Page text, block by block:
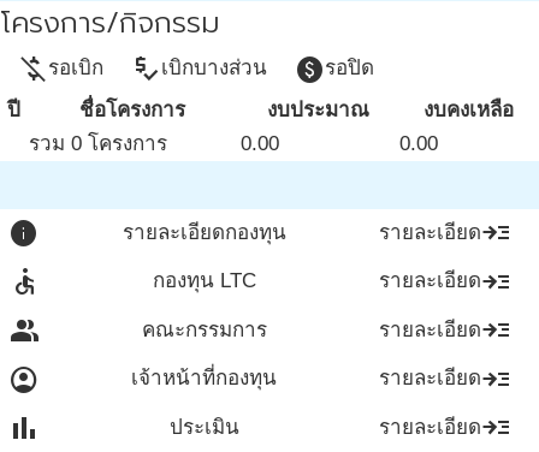
โครงการ/กิจกรรม
money_off รอเบิก price_check เบิกบางส่วน paidรอปิด
ปี
ชื่อโครงการ งบประมาณ
งบคงเหลือ
รวม 0 โครงการ
0.00 0.00
info รายละเอียดกองทุน รายละเอียดread_more
accessible
กองทุน LTC รายละเอียดread_more
group
คณะกรรมการ รายละเอียดread_more
account_circle
เจ้าหน้าที่กองทุน รายละเอียดread_more
bar_chart
ประเมิน รายละเอียดread_more